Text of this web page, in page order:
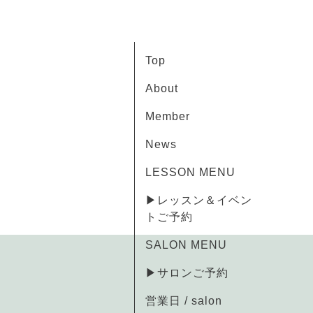
Top
About
Member
News
LESSON MENU
▶レッスン＆イベン
トご予約
SALON MENU
▶サロンご予約
営業日 / salon